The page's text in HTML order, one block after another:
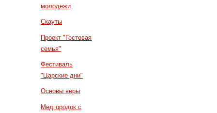
молодежи
Скауты
Проект "Гостевая
семья"
Фестиваль
"Царские дни"
Основы веры
Медгородок с